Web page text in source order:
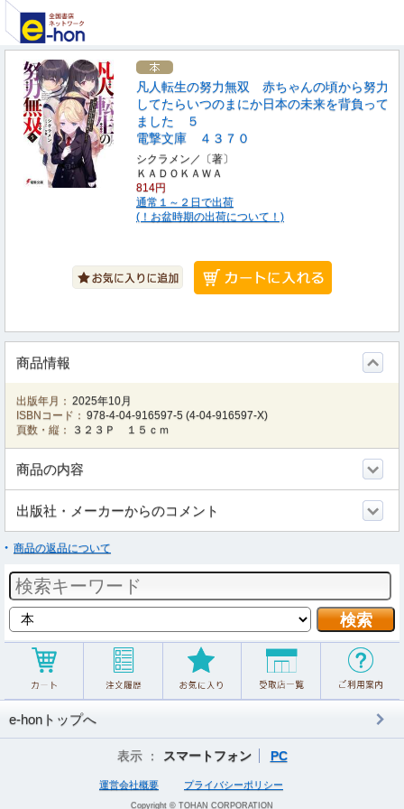
凡人転生の努力無双 赤ちゃんの頃から努力
してたらいつのまにか日本の未来を背負って
ました ５
電撃文庫 ４３７０
シクラメン／〔著〕
ＫＡＤＯＫＡＷＡ
814円
通常１～２日で出荷
(！お盆時期の出荷について！)
商品情報
出版年月： 2025年10月
ISBNコード： 978-4-04-916597-5 (4-04-916597-X)
頁数・縦：
３２３Ｐ １５ｃｍ
商品の内容
出版社・メーカーからのコメント
商品の返品について
e-honトップへ
表示 ： スマートフォン PC
運営会社概要 プライバシーポリシー
Copyright © TOHAN CORPORATION